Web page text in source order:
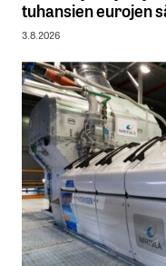
tuhansien eurojen
3.8.2026